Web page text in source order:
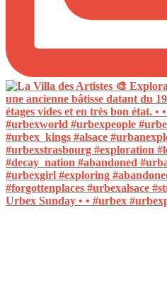
Urbex Sunday • • #urbex